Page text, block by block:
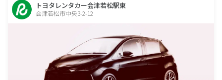
トヨタレンタカー会津若松駅東
会津若松市中央3-2-12